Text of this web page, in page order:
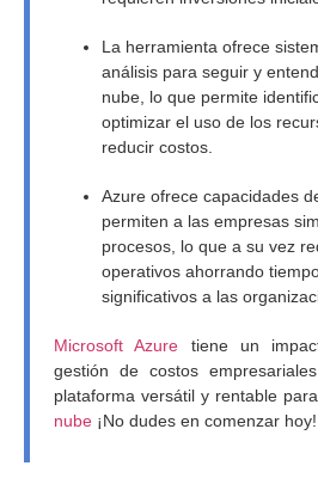
La herramienta ofrece
análisis para seguir y
nube, lo que permite
optimizar el uso de los
reducir costos.
Azure ofrece capacidades
permiten a las empresas
procesos, lo que a su vez
operativos ahorrando
significativos a las
Microsoft Azure tiene un
gestión de costos
plataforma versátil y rentable
nube ¡No dudes en comenzar hoy!